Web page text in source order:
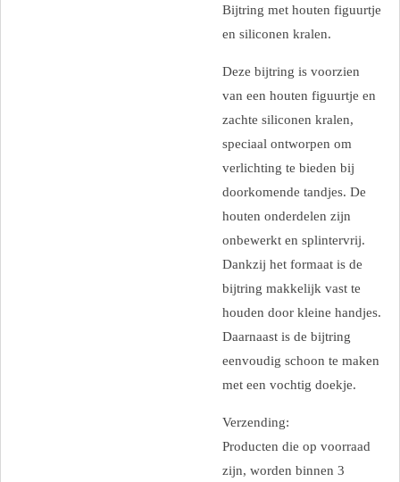
Bijtring met houten figuurtje
en siliconen kralen.
Deze bijtring is voorzien
van een houten figuurtje en
zachte siliconen kralen,
speciaal ontworpen om
verlichting te bieden bij
doorkomende tandjes. De
houten onderdelen zijn
onbewerkt en splintervrij.
Dankzij het formaat is de
bijtring makkelijk vast te
houden door kleine handjes.
Daarnaast is de bijtring
eenvoudig schoon te maken
met een vochtig doekje.
Verzending:
Producten die op voorraad
zijn, worden binnen 3